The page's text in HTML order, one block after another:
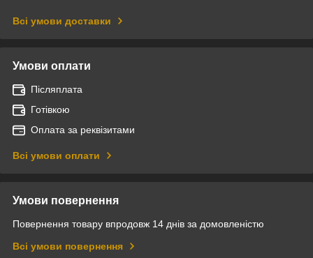
Всі умови доставки
Умови оплати
Післяплата
Готівкою
Оплата за реквізитами
Всі умови оплати
Умови повернення
Повернення товару впродовж 14 днів за домовленістю
Всі умови повернення